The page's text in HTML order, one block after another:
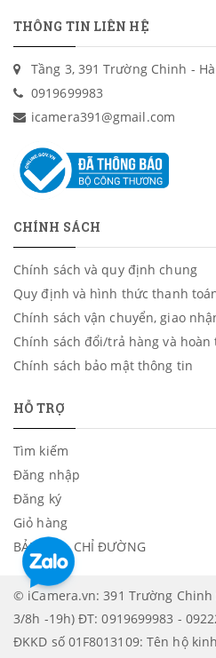
THÔNG TIN LIÊN HỆ
Tầng 3, 391 Trường Chinh -
0919699983
icamera391@gmail.com
CHÍNH SÁCH
Chính sách và quy định chung
Quy định và hình thức thanh
Chính sách vận chuyển, giao
Chính sách đổi/trả hàng và hoàn
Chính sách bảo mật thông tin
HỖ TRỢ
Tìm kiếm
Đăng nhập
Đăng ký
Giỏ hàng
BẢN ĐỒ - CHỈ ĐƯỜNG
© iCamera.vn: 391 Trường Chinh
3/8h -19h) ĐT: 0919699983 -
ĐKKD số 01F8013109: Tên hộ